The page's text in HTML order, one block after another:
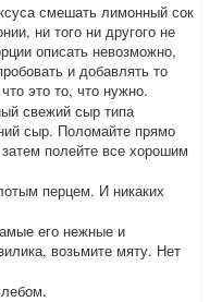
смешать лимонный сок
ни того ни другого не
описать невозможно,
и добавлять то
это то, что нужно.
свежий сыр типа
сыр. Поломайте прямо
полейте все хорошим
перцем. И никаких
его нежные и
возьмите мяту. Нет